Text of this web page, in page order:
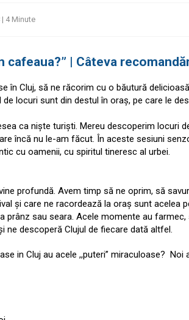
| 4 Minute
cafeaua?” | Câteva
în Cluj, să ne răcorim cu o băutură
locuri sunt din destul în oraș, pe care le
ca niște turiști. Mereu descoperim locuri
încă nu le-am făcut. În aceste sesiuni
cu oamenii, cu spiritul tineresc al urbei.
profundă. Avem timp să ne oprim, să
și care ne racordează la oraș sunt acelea
prânz sau seara. Acele momente au
ne descoperă Clujul de fiecare dată altfel.
in Cluj au acele ,,puteri” miraculoase? Noi